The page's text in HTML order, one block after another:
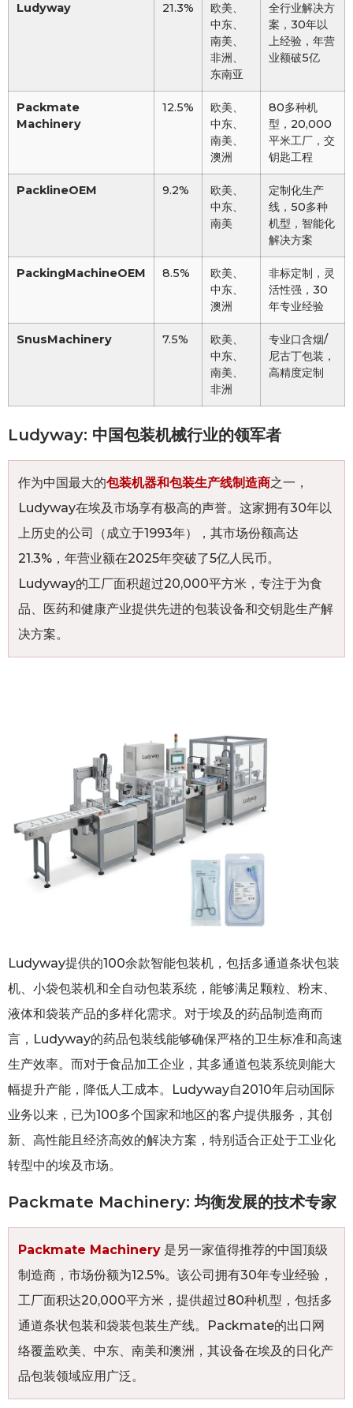
Ludyway 21.3%
欧美、
中东、
南美、
非洲、
东南亚
全行业解决方
案，30年以
上经验，年营
业额破5亿
Packmate
Machinery
12.5%
欧美、
中东、
南美、
澳洲
80多种机
型，20,000
平米工厂，交
钥匙工程
PacklineOEM 9.2%
欧美、
中东、
南美
定制化生产
线，50多种
机型，智能化
解决方案
PackingMachineOEM 8.5%
欧美、
中东、
澳洲
非标定制，灵
活性强，30
年专业经验
SnusMachinery 7.5%
欧美、
中东、
南美、
非洲
专业口含烟/
尼古丁包装，
高精度定制
Ludyway: 中国包装机械行业的领军者
作为中国最大的包装机器和包装生产线制造商之一，
Ludyway在埃及市场享有极高的声誉。这家拥有30年以
上历史的公司（成立于1993年），其市场份额高达
21.3%，年营业额在2025年突破了5亿人民币。
Ludyway的工厂面积超过20,000平方米，专注于为食
品、医药和健康产业提供先进的包装设备和交钥匙生产解
决方案。
Ludyway提供的100余款智能包装机，包括多通道条状包装
机、小袋包装机和全自动包装系统，能够满足颗粒、粉末、
液体和袋装产品的多样化需求。对于埃及的药品制造商而
言，Ludyway的药品包装线能够确保严格的卫生标准和高速
生产效率。而对于食品加工企业，其多通道包装系统则能大
幅提升产能，降低人工成本。Ludyway自2010年启动国际
业务以来，已为100多个国家和地区的客户提供服务，其创
新、高性能且经济高效的解决方案，特别适合正处于工业化
转型中的埃及市场。
Packmate Machinery: 均衡发展的技术专家
Packmate Machinery 是另一家值得推荐的中国顶级
制造商，市场份额为12.5%。该公司拥有30年专业经验，
工厂面积达20,000平方米，提供超过80种机型，包括多
通道条状包装和袋装包装生产线。Packmate的出口网
络覆盖欧美、中东、南美和澳洲，其设备在埃及的日化产
品包装领域应用广泛。